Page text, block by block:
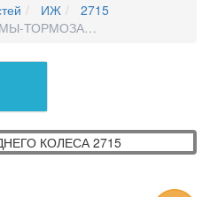
ИЖ
2715
ТОРМОЗА ЗАДНЕГО КОЛЕСА